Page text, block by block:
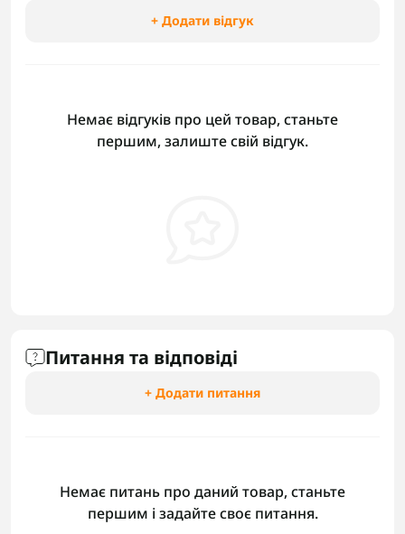
+ Додати відгук
Немає відгуків про цей товар, станьте
першим, залиште свій відгук.
Питання та відповіді
+ Додати питання
Немає питань про даний товар, станьте
першим і задайте своє питання.